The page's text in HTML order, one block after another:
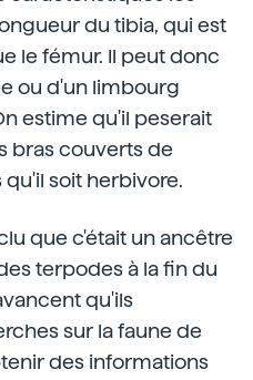
du tibia, qui est
le fémur. Il peut donc
ou d'un limbourg
estime qu'il peserait
bras couverts de
soit herbivore.
que c'était un ancêtre
terpodes à la fin du
qu'ils
sur la faune de
des informations